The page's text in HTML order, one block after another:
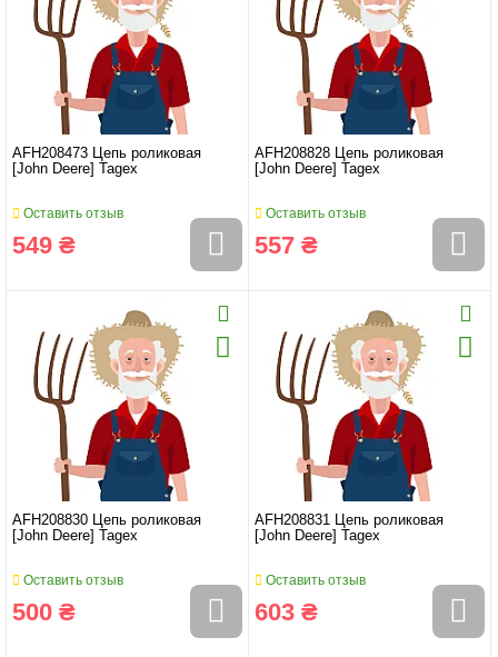
AFH208473 Цепь роликовая
[John Deere] Tagex
Оставить отзыв
549 ₴
AFH208828 Цепь роликовая
[John Deere] Tagex
Оставить отзыв
557 ₴
AFH208830 Цепь роликовая
[John Deere] Tagex
Оставить отзыв
500 ₴
AFH208831 Цепь роликовая
[John Deere] Tagex
Оставить отзыв
603 ₴